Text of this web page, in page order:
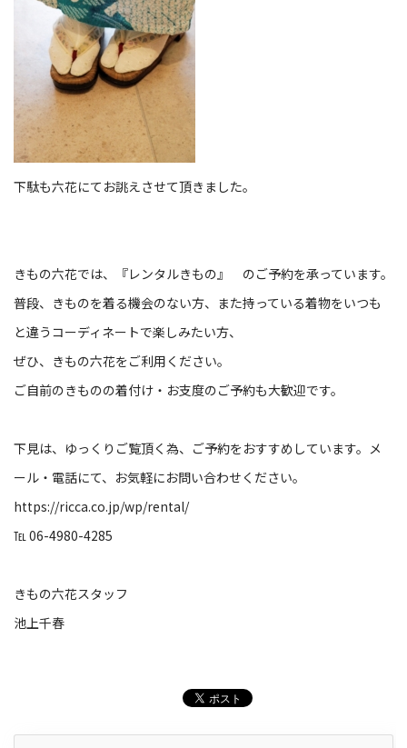
下駄も六花にてお誂えさせて頂きました。
きもの六花では、『レンタルきもの』 のご予約を承っています。
普段、きものを着る機会のない方、また持っている着物をいつも
と違うコーディネートで楽しみたい方、
ぜひ、きもの六花をご利用ください。
ご自前のきものの着付け・お支度のご予約も大歓迎です。
下見は、ゆっくりご覧頂く為、ご予約をおすすめしています。メ
ール・電話にて、お気軽にお問い合わせください。
https://ricca.co.jp/wp/rental/
℡ 06-4980-4285
きもの六花スタッフ
池上千春